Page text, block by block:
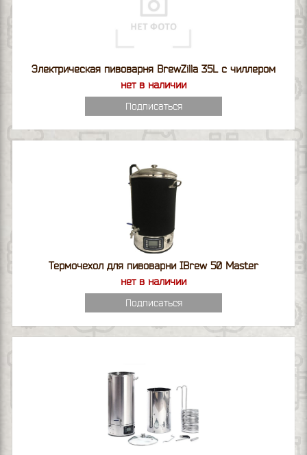
Электрическая пивоварня BrewZilla 35L с чиллером
нет в наличии
Подписаться
Термочехол для пивоварни IBrew 50 Master
нет в наличии
Подписаться